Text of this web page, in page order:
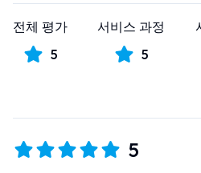
전체 평가
5
서비스 과정
5
5